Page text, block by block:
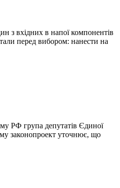
з вхідних в напої компонентів
перед вибором: нанести на
РФ група депутатів Єдиної
законопроект уточнює, що